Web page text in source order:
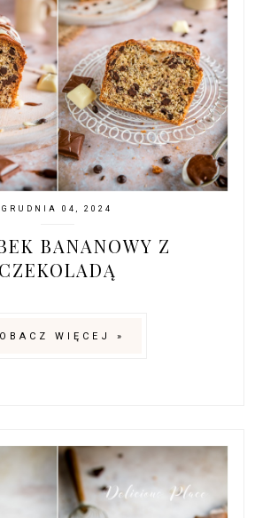
GRUDNIA 04, 2024
BANANOWY Z
CZEKOLADĄ
WIĘCEJ »